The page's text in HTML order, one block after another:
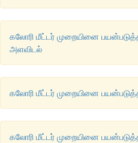
கலோரி மீட்டர் முறையினை
அளவிடல்
கலோரி மீட்டர் முறையினை
கலோரி மீட்டர் முறையினை